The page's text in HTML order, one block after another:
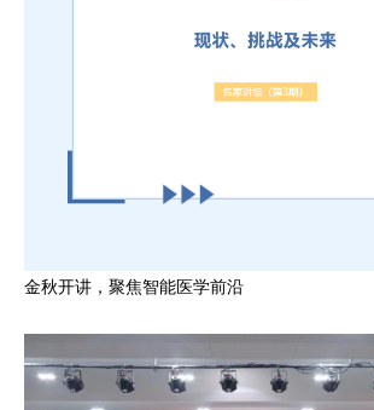
金秋开讲，聚焦智能医学前沿